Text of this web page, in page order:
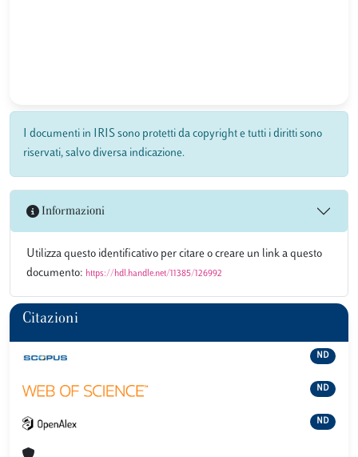
I documenti in IRIS sono protetti da copyright e tutti i diritti sono
riservati, salvo diversa indicazione.
Informazioni
Utilizza questo identificativo per citare o creare un link a questo
documento: https://hdl.handle.net/11385/126992
Citazioni
ND
ND
ND